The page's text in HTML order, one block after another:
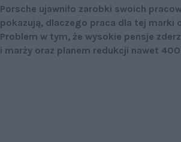
Porsche ujawniło zarobki swoich
pokazują, dlaczego praca dla tej marki
Problem w tym, że wysokie pensje
i marży oraz planem redukcji nawet